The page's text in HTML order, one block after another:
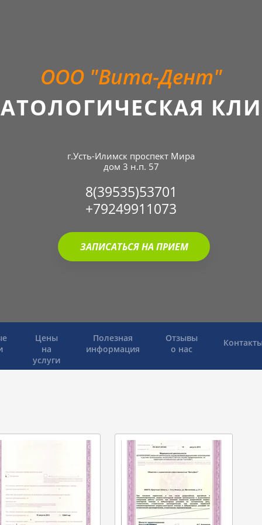
ООО "Вита-Дент"
г.Усть-Илимск проспект Мира
дом 3 н.п. 57
8(39535)53701
+79249911073
ЗАПИСАТЬСЯ НА ПРИЕМ
Цены
на
услуги
Полезная
информация
Отзывы
о нас
Контакты